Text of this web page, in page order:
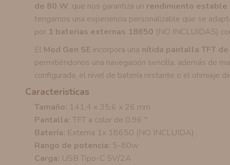
de 80 W, que nos garantiza un rendimiento estable
tengamos una experiencia personalizable que se
por 1 baterias externas 18650 (NO INCLUIDAS)
El Mod Gen SE incorpora una nítida pantalla TFT
permitiéndonos una navegación sencilla, además de
configurada, el nivel de batería restante o el ohmiaje
Caracteristicas
Tamaño: 141,4 x 35,6 x 26 mm
Pantalla: TFT a color de 0.96 ″
Batería: Externa 1x 18650 (NO INCLUIDA)
Rango de potencia: 5-80w
Carga: USB Tipo-C 5V/2A